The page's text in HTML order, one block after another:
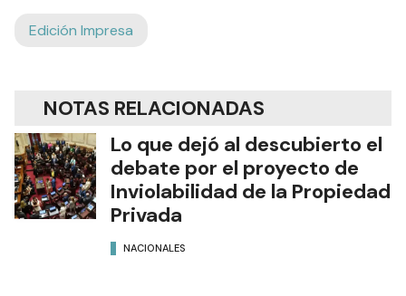
Edición Impresa
NOTAS RELACIONADAS
Lo que dejó al descubierto el
debate por el proyecto de
Inviolabilidad de la Propiedad
Privada
NACIONALES